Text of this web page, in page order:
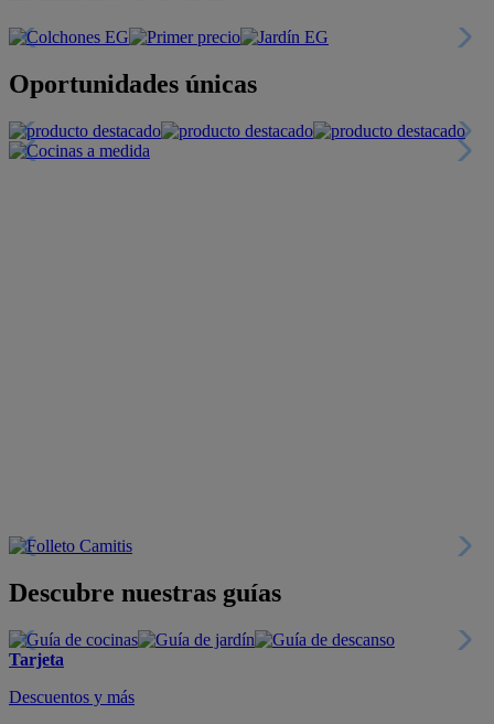
Oportunidades únicas
Descubre nuestras guías
Tarjeta
Descuentos y más